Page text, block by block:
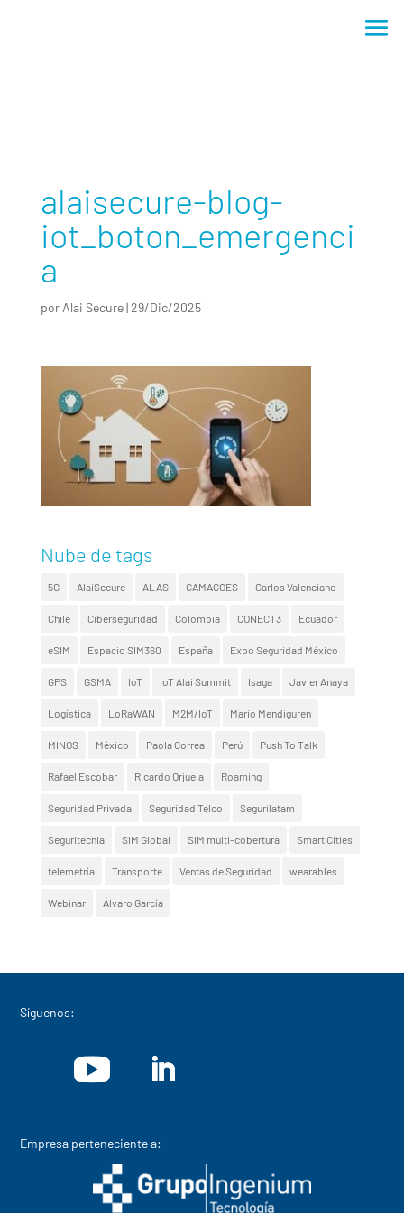
alaisecure-blog-
iot_boton_emergenci
a
por Alai Secure|29/Dic/2025
Nube de tags
5G AlaiSecure ALAS CAMACOES Carlos Valenciano
Chile Ciberseguridad Colombia CONECT3 Ecuador
eSIM Espacio SIM360 España Expo Seguridad México
GPS GSMA IoT IoT Alai Summit Isaga Javier Anaya
Logística LoRaWAN M2M/IoT Mario Mendiguren
MINOS México Paola Correa Perú Push To Talk
Rafael Escobar Ricardo Orjuela Roaming
Seguridad Privada Seguridad Telco Segurilatam
Seguritecnia SIM Global SIM multi-cobertura Smart Cities
telemetría Transporte Ventas de Seguridad wearables
Webinar Álvaro García
Síguenos:
Empresa perteneciente a: